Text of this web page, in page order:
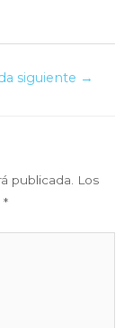
siguiente →
publicada.
Los
*